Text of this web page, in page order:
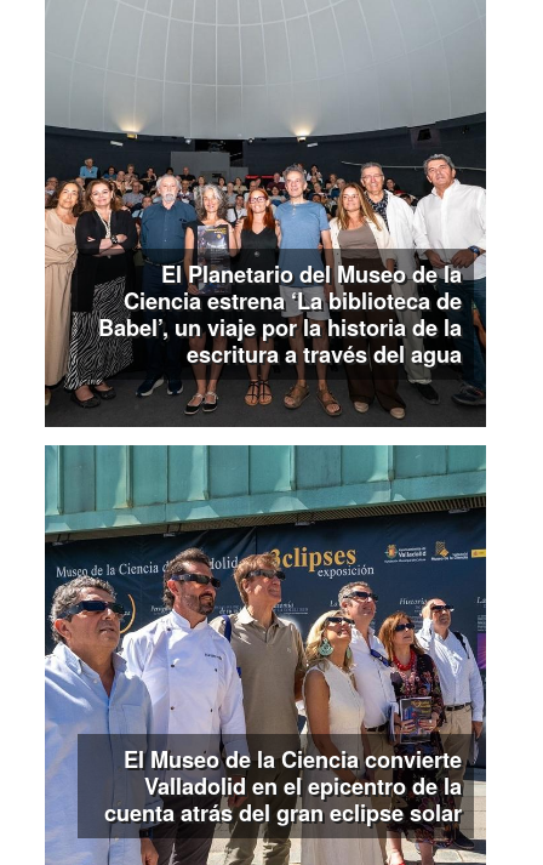
El Planetario del Museo de la
Ciencia estrena ‘La biblioteca de
Babel’, un viaje por la historia de la
escritura a través del agua
El Museo de la Ciencia convierte
Valladolid en el epicentro de la
cuenta atrás del gran eclipse solar